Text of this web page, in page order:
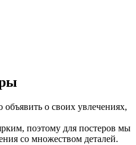
объявить о своих увлечениях,
поэтому для постеров мы
со множеством деталей.